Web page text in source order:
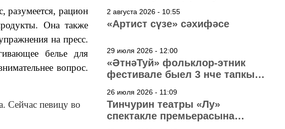
разумеется, рацион
Она также
на пресс.
белье для
вопрос.
Сейчас певицу во
2 августа 2026 - 10:55
«Артист сүзе» сәхифәсе
29 июля 2026 - 12:00
«ӘтнәТуй» фольклор-этник
фестивале быел 3 нче тапкыр
26 июля 2026 - 11:09
Тинчурин театры «Лу»
спектакле премьерасына